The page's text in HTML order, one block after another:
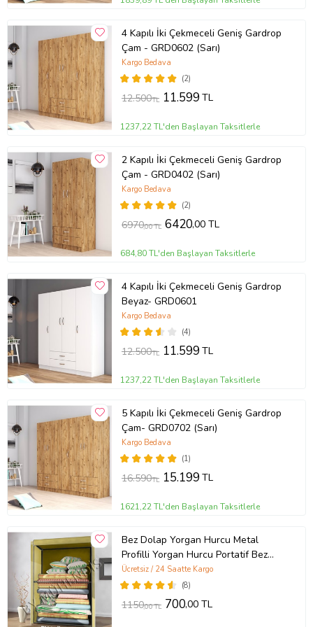
sitemizin ana sayfasındaki “kargom nerede “ ibaresine
İlave olarak 0850 346 85 85nolu müşteri
hizmetlerimizden de kargonuzla ilgili detaylı bilgi
alabilirsiniz.
Teslimat adresinin merkeze olan uzaklığı teslimat
süresinde değişikliğe neden olabilmektedir. Bu
gecikmelerden firmamız sorumlu değildir.
Ürünleri teslim alırken paketleri kontrol ediniz, hasarlı
almadığınıza dair tutanak tutturunuz. Hasarlı paket
teslim aldığınızda olabilecek sıkıntılardan firmamız
sorumlu değildir.
* Ürün resimlerindeki aksesuarlar teşhir amaçlı olup,
fiyata dahil değildir.
Ürün Kodu:kcm38820846
4 Kapılı İki Çekmeceli Geniş Gardrop
Çam - GRD0602 (Sarı)
(2)
Kargo Bedava
12.500TL 11.599TL
1237,22 TL'den Başlayan Taksitlerle
2 Kapılı İki Çekmeceli Geniş Gardrop
Çam - GRD0402 (Sarı)
(2)
Kargo Bedava
6970,00 TL 6420,00 TL
684,80 TL'den Başlayan Taksitlerle
4 Kapılı İki Çekmeceli Geniş Gardrop
Beyaz- GRD0601
(4)
Kargo Bedava
12.500TL 11.599TL
1237,22 TL'den Başlayan Taksitlerle
5 Kapılı İki Çekmeceli Geniş Gardrop
Çam- GRD0702 (Sarı)
(1)
Kargo Bedava
16.590TL 15.199TL
1621,22 TL'den Başlayan Taksitlerle
Bez Dolap Yorgan Hurcu Metal
Profilli Yorgan Hurcu Portatif Bez
Dolap Çelik Profilli Gri Renk (Bej)
(8)
Ücretsiz / 24 Saatte Kargo
1150,00 TL 700,00 TL